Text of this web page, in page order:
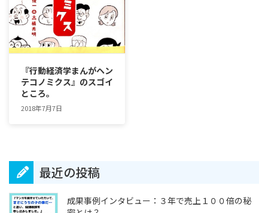
『行動経済学まんがヘン
テコノミクス』のスゴイ
ところ。
2018年7月7日
最近の投稿
成果事例インタビュー：３年で売上１００倍の秘